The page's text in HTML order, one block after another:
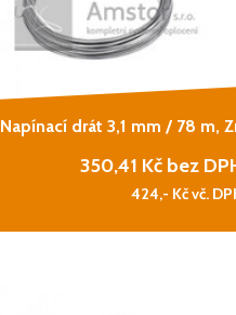
Napínací drát 3,1 mm / 78 m,
350,41 Kč bez
424,- Kč vč.